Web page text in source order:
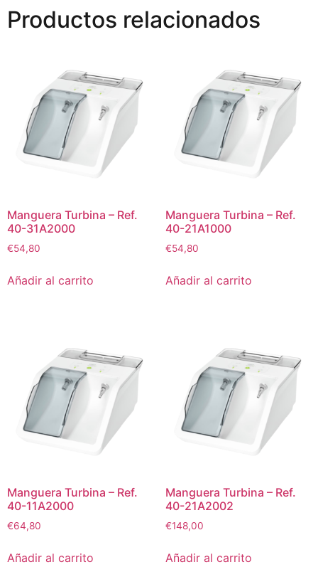
Productos relacionados
Manguera Turbina – Ref.
40-31A2000
€54,80
Añadir al carrito
Manguera Turbina – Ref.
40-21A1000
€54,80
Añadir al carrito
Manguera Turbina – Ref.
40-11A2000
€64,80
Añadir al carrito
Manguera Turbina – Ref.
40-21A2002
€148,00
Añadir al carrito